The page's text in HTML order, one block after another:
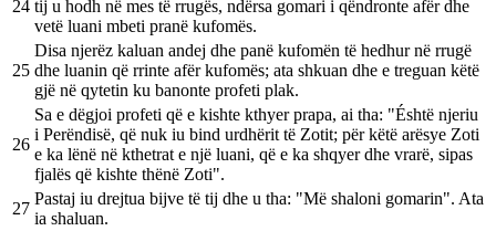
24 tij u hodh në mes të rrugës, ndërsa gomari i qëndronte afër dhe
vetë luani mbeti pranë kufomës.
25
Disa njerëz kaluan andej dhe panë kufomën të hedhur në rrugë
dhe luanin që rrinte afër kufomës; ata shkuan dhe e treguan këtë
gjë në qytetin ku banonte profeti plak.
26
Sa e dëgjoi profeti që e kishte kthyer prapa, ai tha: "Éshtë njeriu
i Perëndisë, që nuk iu bind urdhërit të Zotit; për këtë arësye Zoti
e ka lënë në kthetrat e një luani, që e ka shqyer dhe vrarë, sipas
fjalës që kishte thënë Zoti".
27
Pastaj iu drejtua bijve të tij dhe u tha: "Më shaloni gomarin". Ata
ia shaluan.